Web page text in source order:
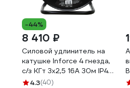
-44%
8 410 ₽
Силовой удлинитель на
катушке Inforce 4 гнезда,
с/з КГт 3х2,5 16A 30м IP44
GRANITE ZG 09-15-03
4.3(40)